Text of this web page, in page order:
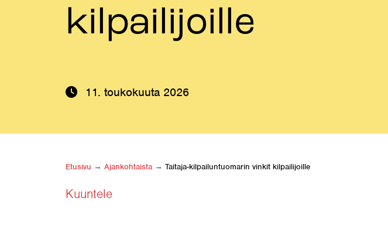
kilpailijoille
11. toukokuuta 2026
Etusivu → Ajankohtaista → Taitaja-kilpailuntuomarin vinkit kilpailijoille
Kuuntele